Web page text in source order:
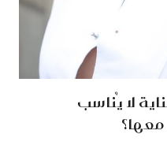
لا يُناسب